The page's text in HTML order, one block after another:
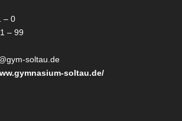
– 0
– 99
soltau.de
soltau.de/